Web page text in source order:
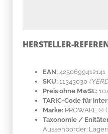
HERSTELLER-
EAN: 4250699412141
SKU: 11343030
Preis ohne MwSt.:
TARIC-Code für
Marke: PROWAKE ®
Taxonomie /
Aussenborder: